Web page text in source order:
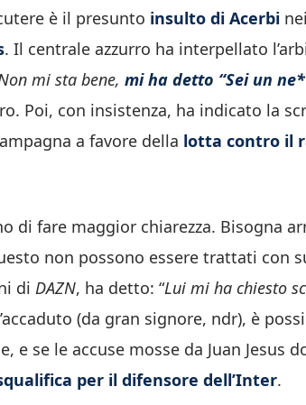
è il presunto insulto di Acerbi
. Il centrale azzurro ha interpellato
mi sta bene, mi ha detto “Sei un
Poi, con insistenza, ha indicato la
a favore della lotta contro il
di fare maggior chiarezza. Bisogna
non possono essere trattati con
di DAZN, ha detto: “Lui mi ha chiesto
(da gran signore, ndr), è
e se le accuse mosse da Juan Jesus
per il difensore dell’Inter.